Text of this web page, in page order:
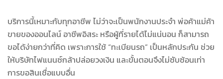
บริการนี้เหมาะกับทุกอาชีพ ไม่ว่าจะเป็นพนักงานประจำ พ่อค้าแม่ค้า
ขายของออนไลน์ อาชีพอิสระ หรือผู้ที่รายได้ไม่แน่นอน ก็สามารถ
ขอได้ง่ายกว่าที่คิด เพราะการใช้ “ทะเบียนรถ” เป็นหลักประกัน ช่วย
ให้บริษัทไฟแนนซ์กล้าปล่อยวงเงิน และขั้นตอนจึงไม่ซับซ้อนเท่า
การขอสินเชื่อแบบอื่น